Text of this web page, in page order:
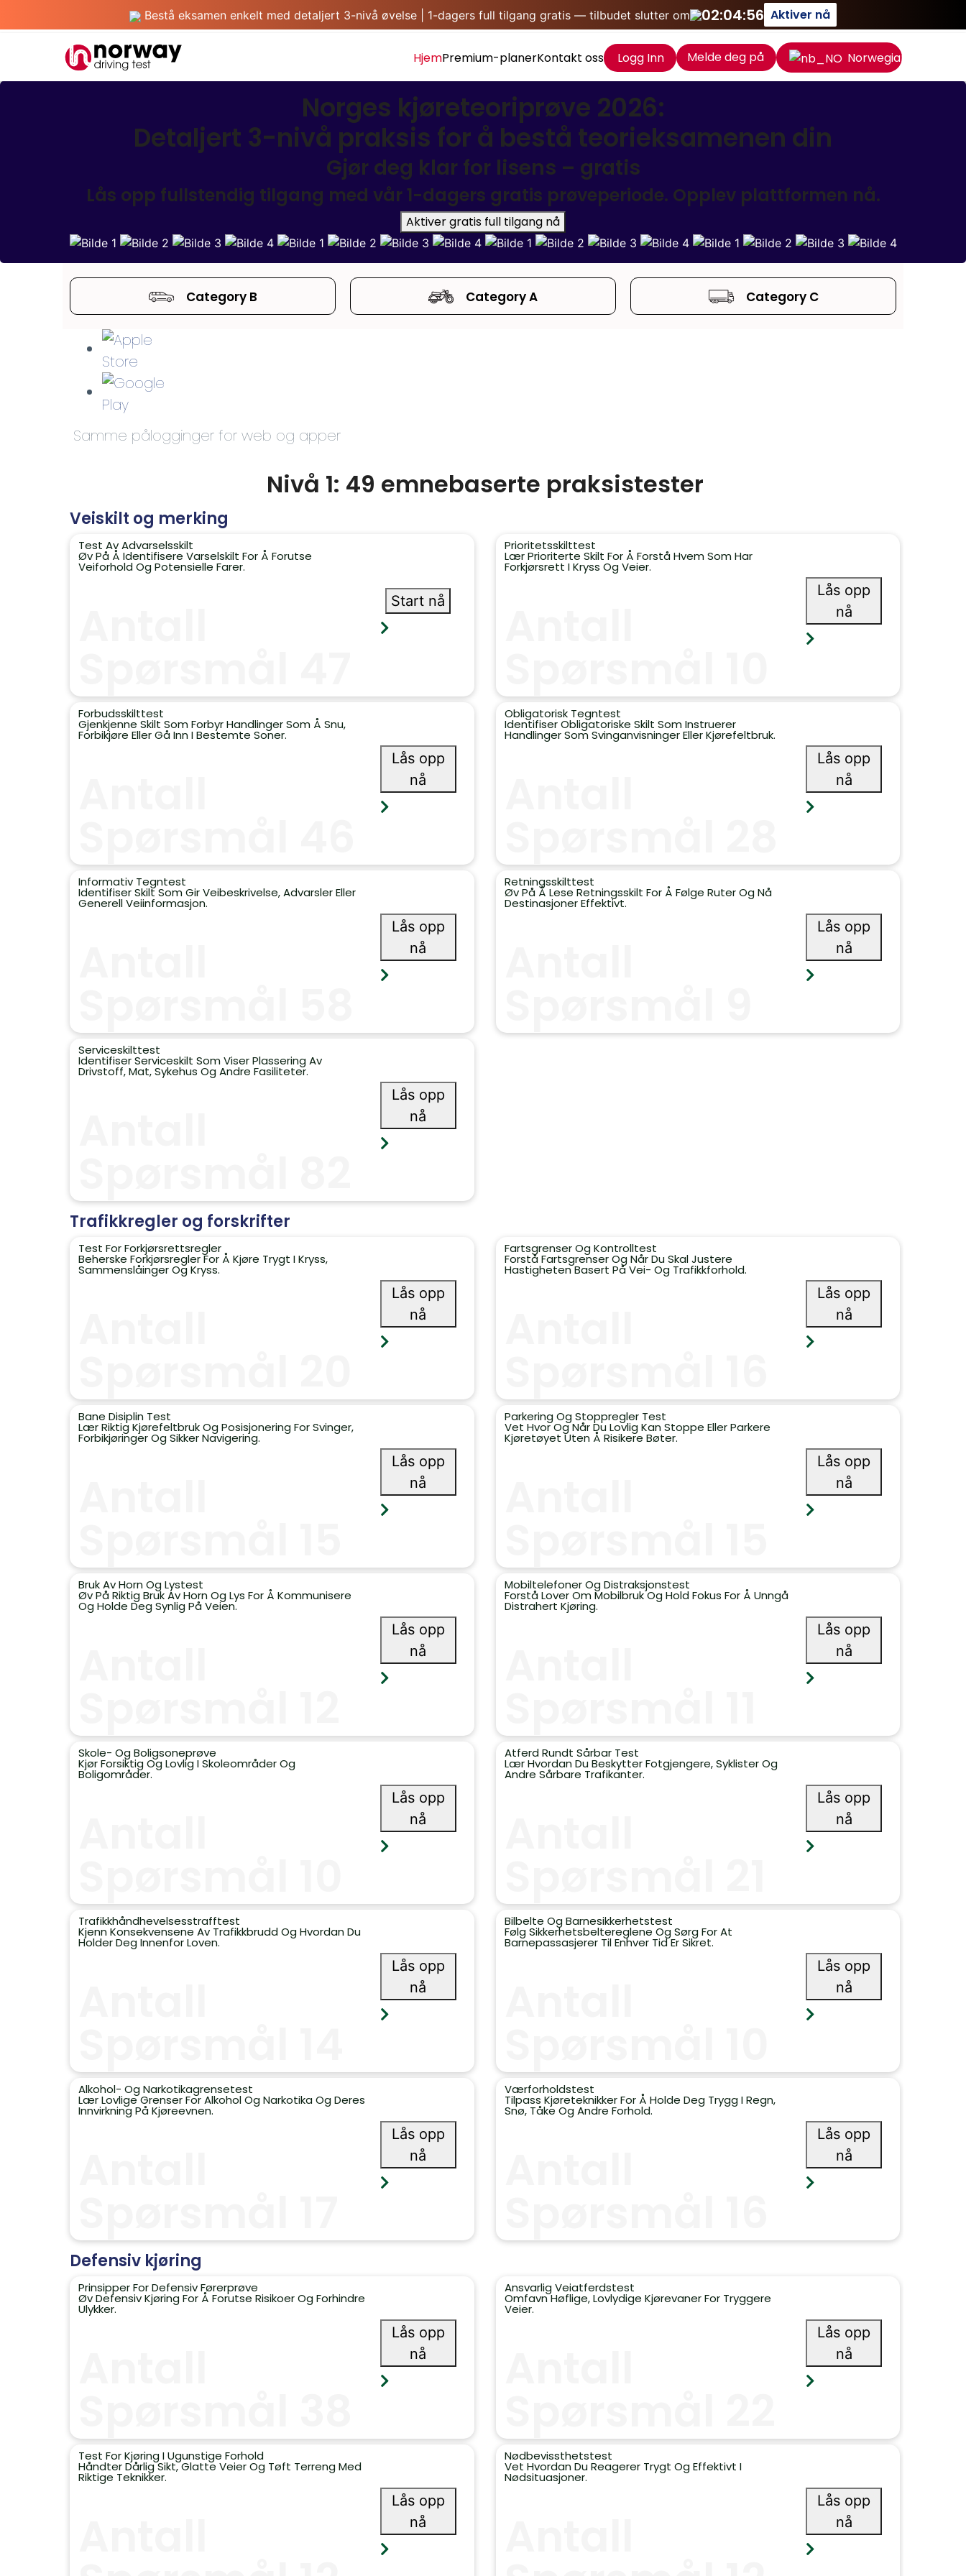
Bestå eksamen enkelt med detaljert 3-nivå øvelse | 1-dagers full tilgang gratis — tilbudet slutter om 02:04:56 Aktiver nå
HjemPremium-planerKontakt oss Logg Inn Melde deg på Norwegian
Norges kjøreteoriprøve 2026:
Detaljert 3-nivå praksis for å bestå teorieksamenen din
Gjør deg klar for lisens – gratis
Lås opp fullstendig tilgang med vår 1-dagers gratis prøveperiode. Opplev plattformen nå.
Aktiver gratis full tilgang nå
Category B Category A Category C
Samme pålogginger for web og apper
Nivå 1: 49 emnebaserte praksistester
Veiskilt og merking
Test Av Advarselsskilt
Øv På Å Identifisere Varselskilt For Å Forutse
Veiforhold Og Potensielle Farer.
Start nå
Prioritetsskilttest
Lær Prioriterte Skilt For Å Forstå Hvem Som Har
Forkjørsrett I Kryss Og Veier.
Lås opp
nå
Forbudsskilttest
Gjenkjenne Skilt Som Forbyr Handlinger Som Å Snu,
Forbikjøre Eller Gå Inn I Bestemte Soner.
Lås opp
nå
Obligatorisk Tegntest
Identifiser Obligatoriske Skilt Som Instruerer
Handlinger Som Svinganvisninger Eller Kjørefeltbruk.
Lås opp
nå
Informativ Tegntest
Identifiser Skilt Som Gir Veibeskrivelse, Advarsler Eller
Generell Veiinformasjon.
Lås opp
nå
Retningsskilttest
Øv På Å Lese Retningsskilt For Å Følge Ruter Og Nå
Destinasjoner Effektivt.
Lås opp
nå
Serviceskilttest
Identifiser Serviceskilt Som Viser Plassering Av
Drivstoff, Mat, Sykehus Og Andre Fasiliteter.
Lås opp
nå
Trafikkregler og forskrifter
Test For Forkjørsrettsregler
Beherske Forkjørsregler For Å Kjøre Trygt I Kryss,
Sammenslåinger Og Kryss.
Lås opp
nå
Fartsgrenser Og Kontrolltest
Forstå Fartsgrenser Og Når Du Skal Justere
Hastigheten Basert På Vei- Og Trafikkforhold.
Lås opp
nå
Bane Disiplin Test
Lær Riktig Kjørefeltbruk Og Posisjonering For Svinger,
Forbikjøringer Og Sikker Navigering.
Lås opp
nå
Parkering Og Stoppregler Test
Vet Hvor Og Når Du Lovlig Kan Stoppe Eller Parkere
Kjøretøyet Uten Å Risikere Bøter.
Lås opp
nå
Bruk Av Horn Og Lystest
Øv På Riktig Bruk Av Horn Og Lys For Å Kommunisere
Og Holde Deg Synlig På Veien.
Lås opp
nå
Mobiltelefoner Og Distraksjonstest
Forstå Lover Om Mobilbruk Og Hold Fokus For Å Unngå
Distrahert Kjøring.
Lås opp
nå
Skole- Og Boligsoneprøve
Kjør Forsiktig Og Lovlig I Skoleområder Og
Boligområder.
Lås opp
nå
Atferd Rundt Sårbar Test
Lær Hvordan Du Beskytter Fotgjengere, Syklister Og
Andre Sårbare Trafikanter.
Lås opp
nå
Trafikkhåndhevelsesstrafftest
Kjenn Konsekvensene Av Trafikkbrudd Og Hvordan Du
Holder Deg Innenfor Loven.
Lås opp
nå
Bilbelte Og Barnesikkerhetstest
Følg Sikkerhetsbeltereglene Og Sørg For At
Barnepassasjerer Til Enhver Tid Er Sikret.
Lås opp
nå
Alkohol- Og Narkotikagrensetest
Lær Lovlige Grenser For Alkohol Og Narkotika Og Deres
Innvirkning På Kjøreevnen.
Lås opp
nå
Værforholdstest
Tilpass Kjøreteknikker For Å Holde Deg Trygg I Regn,
Snø, Tåke Og Andre Forhold.
Lås opp
nå
Defensiv kjøring
Prinsipper For Defensiv Førerprøve
Øv Defensiv Kjøring For Å Forutse Risikoer Og Forhindre
Ulykker.
Lås opp
nå
Ansvarlig Veiatferdstest
Omfavn Høflige, Lovlydige Kjørevaner For Tryggere
Veier.
Lås opp
nå
Test For Kjøring I Ugunstige Forhold
Håndter Dårlig Sikt, Glatte Veier Og Tøft Terreng Med
Riktige Teknikker.
Lås opp
nå
Nødbevissthetstest
Vet Hvordan Du Reagerer Trygt Og Effektivt I
Nødsituasjoner.
Lås opp
nå